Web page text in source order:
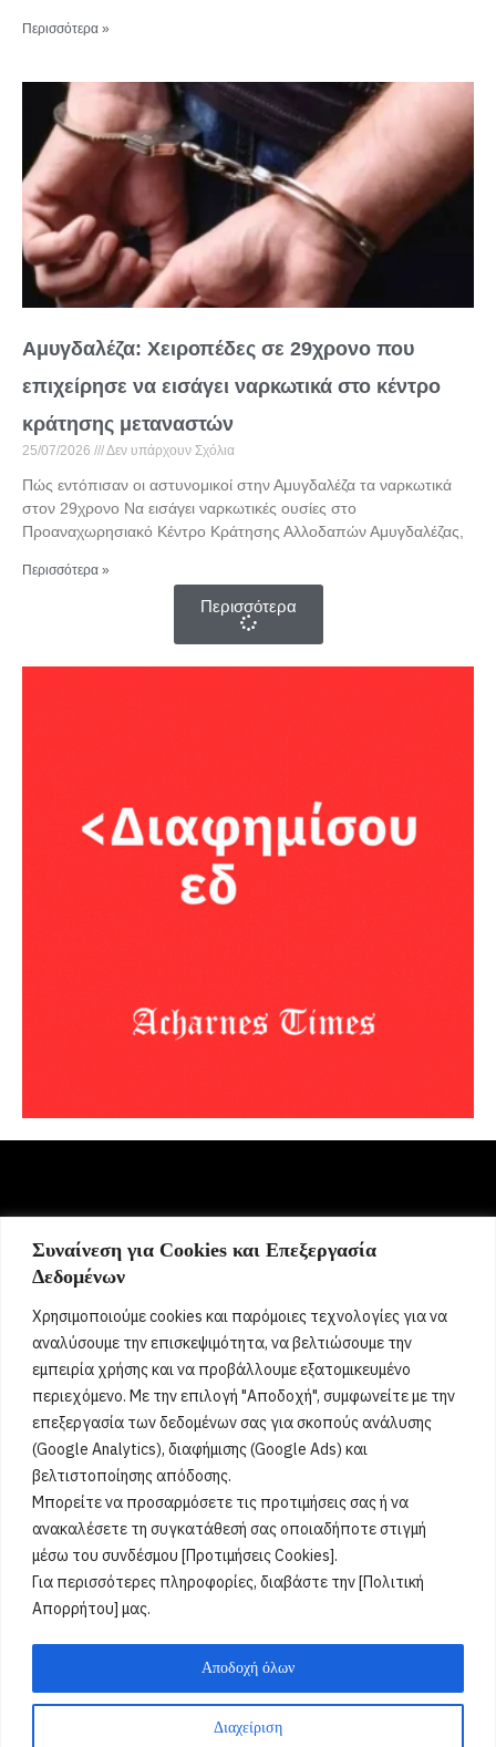
Συναίνεση για Cookies και Επεξεργασία
Δεδομένων
Χρησιμοποιούμε cookies και παρόμοιες τεχνολογίες για να
αναλύσουμε την επισκεψιμότητα, να βελτιώσουμε την
εμπειρία χρήσης και να προβάλλουμε εξατομικευμένο
περιεχόμενο. Με την επιλογή "Αποδοχή", συμφωνείτε με την
επεξεργασία των δεδομένων σας για σκοπούς ανάλυσης
(Google Analytics), διαφήμισης (Google Ads) και
βελτιστοποίησης απόδοσης.
Μπορείτε να προσαρμόσετε τις προτιμήσεις σας ή να
ανακαλέσετε τη συγκατάθεσή σας οποιαδήποτε στιγμή
μέσω του συνδέσμου [Προτιμήσεις Cookies].
Για περισσότερες πληροφορίες, διαβάστε την [Πολιτική
Απορρήτου] μας.
Διαχείριση
Αποδοχή όλων
Περισσότερα »
Αμυγδαλέζα: Χειροπέδες σε 29χρονο που
επιχείρησε να εισάγει ναρκωτικά στο κέντρο
κράτησης μεταναστών
25/07/2026 Δεν υπάρχουν Σχόλια
Πώς εντόπισαν οι αστυνομικοί στην Αμυγδαλέζα τα ναρκωτικά
στον 29χρονο Να εισάγει ναρκωτικές ουσίες στο
Προαναχωρησιακό Κέντρο Κράτησης Αλλοδαπών Αμυγδαλέζας,
Περισσότερα »
Περισσότερα
Σήμερα γιορτάζει:
9 Αυγούστου 2026
Δεν βρέθηκαν γιορτές[...]
Όροι Χρήσης
Πολιτική Ορθής Χρήσης
Email : info@acharnestimes.gr